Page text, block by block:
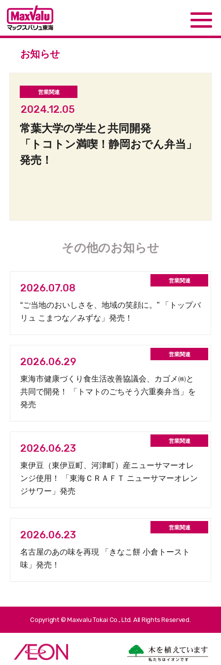
お知らせ
2024.12.05
常葉大学の学生と共同開発
「トコトン満喫！静岡おでん弁当」
発売！
その他のお知らせ
2026.07.08
“ご当地のおいしさを、地域の笑顔に。” 「トップバ
リュ こまつな／みずな」発売！
2026.06.29
東海市健康づくり食生活改善協議会、カゴメ㈱と
共同で開発！ 「トマトのごちそう六重奏弁当」を
発売
2026.06.23
東伊豆（東伊豆町、河津町）産ニューサマーオレ
ンジ使用！ 「東海ＣＲＡＦＴ ニューサマーオレン
ジサワー」発売
2026.06.23
名古屋のあの味を再現 「きなこ餅 小倉トースト
味」発売！
Copyright © Maxvalu Tokai Co., Ltd. All Rights Reserved.